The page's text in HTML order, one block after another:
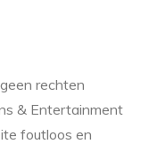
rechten
& Entertainment
foutloos en